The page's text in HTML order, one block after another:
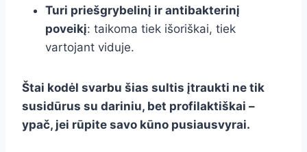
Turi priešgrybelinį ir antibakterinį
poveikį: taikoma tiek išoriškai, tiek
vartojant viduje.
Štai kodėl svarbu šias sultis įtraukti ne tik
susidūrus su dariniu, bet profilaktiškai –
ypač, jei rūpite savo kūno pusiausvyrai.